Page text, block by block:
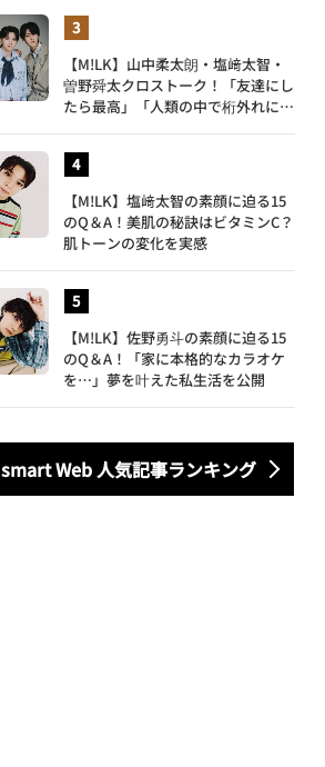
【M!LK】山中柔太朗・塩﨑太智・
曽野舜太クロストーク！「友達にし
たら最高」「人類の中で桁外れに面
【M!LK】塩﨑太智の素顔に迫る15
のQ＆A！美肌の秘訣はビタミンC？
肌トーンの変化を実感
【M!LK】佐野勇斗の素顔に迫る15
のQ＆A！「家に本格的なカラオケ
を…」夢を叶えた私生活を公開
smart Web 人気記事ランキング